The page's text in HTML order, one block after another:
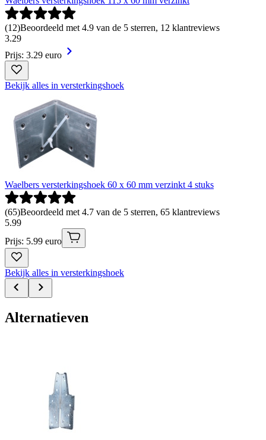
(12)Beoordeeld met 4.9 van de 5 sterren, 12 klantreviews
3.29
Prijs: 3.29 euro
Bekijk alles in versterkingshoek
Waelbers versterkingshoek 60 x 60 mm verzinkt 4 stuks
(65)Beoordeeld met 4.7 van de 5 sterren, 65 klantreviews
5.99
Prijs: 5.99 euro
Bekijk alles in versterkingshoek
Alternatieven